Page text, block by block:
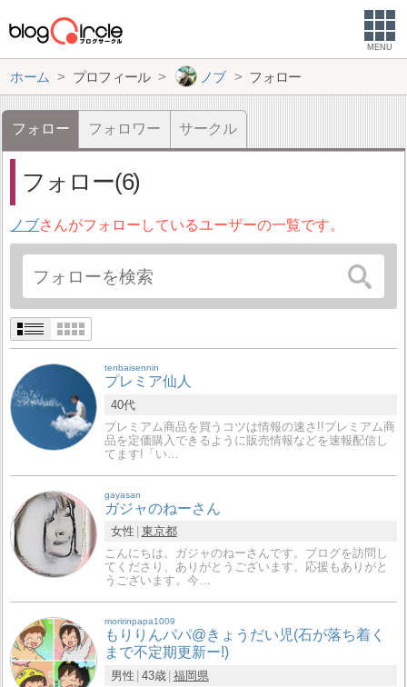
MENU
ホーム プロフィール ノブ フォロー
フォロー フォロワー サークル
フォロー(6)
ノブさんがフォローしているユーザーの一覧です。
tenbaisennin
プレミア仙人
40代
プレミアム商品を買うコツは情報の速さ!!プレミアム商
品を定価購入できるように販売情報などを速報配信し
てます!「い…
gayasan
ガジャのねーさん
女性 東京都
こんにちは。ガジャのねーさんです。ブログを訪問し
てくださり、ありがとうございます。応援もありがと
うございます。今…
moririnpapa1009
もりりんパパ@きょうだい児(石が落ち着く
まで不定期更新ー!)
男性 43歳 福岡県